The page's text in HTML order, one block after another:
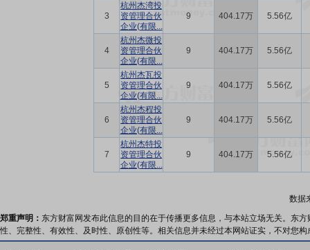
3
杭州杰湾投
资管理合伙
企业(有限...
9 404.17万 5.56亿
4
杭州杰微投
资管理合伙
企业(有限...
9 404.17万 5.56亿
5
杭州杰瓦投
资管理合伙
企业(有限...
9 404.17万 5.56亿
6
杭州杰程投
资管理合伙
企业(有限...
9 404.17万 5.56亿
7
杭州杰特投
资管理合伙
企业(有限...
9 404.17万 5.56亿
数据
郑重声明： 东方财富网发布此信息的目的在于传播更多信息，与本站立场无关。东
性、完整性、有效性、及时性、原创性等。相关信息并未经过本网站证实，不对您